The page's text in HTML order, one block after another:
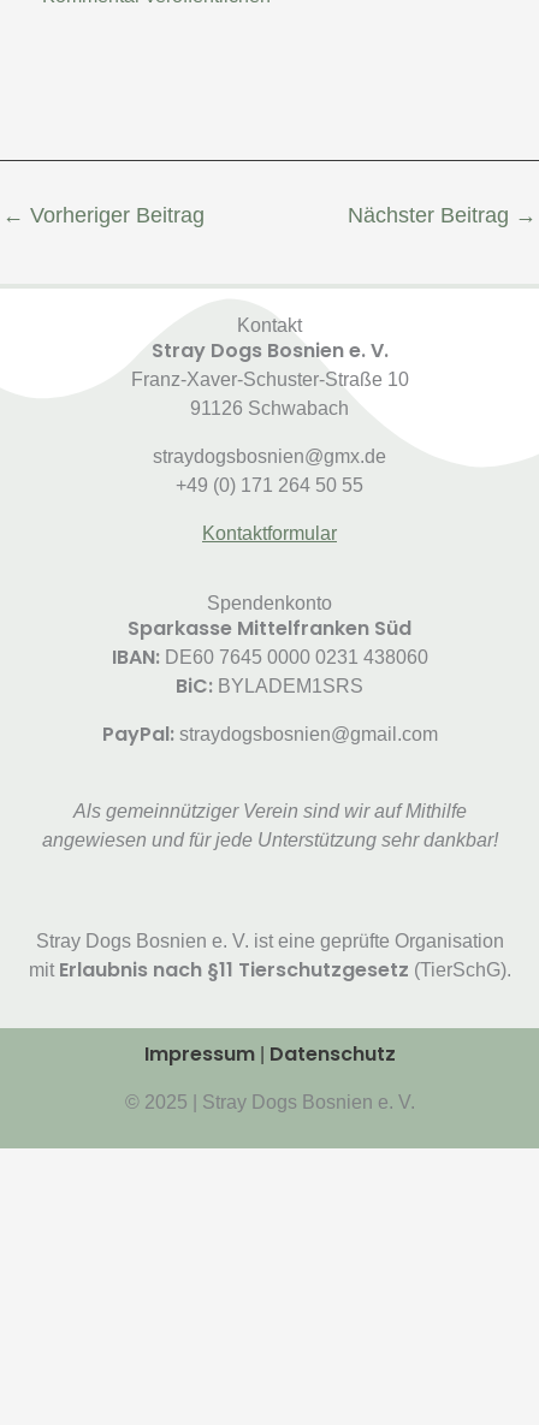
← Vorheriger Beitrag Nächster Beitrag →
Kontakt
Stray Dogs Bosnien e. V.
Franz-Xaver-Schuster-Straße 10
91126 Schwabach
straydogsbosnien@gmx.de
+49 (0) 171 264 50 55
Kontaktformular
Spendenkonto
Sparkasse Mittelfranken Süd
IBAN: DE60 7645 0000 0231 438060
BiC: BYLADEM1SRS
PayPal:straydogsbosnien@gmail.com
Als gemeinnütziger Verein sind wir auf Mithilfe
angewiesen und für jede Unterstützung sehr dankbar!
Stray Dogs Bosnien e. V. ist eine geprüfte Organisation
mit Erlaubnis nach §11 Tierschutzgesetz (TierSchG).
Impressum Datenschutz
© 2025 | Stray Dogs Bosnien e. V.